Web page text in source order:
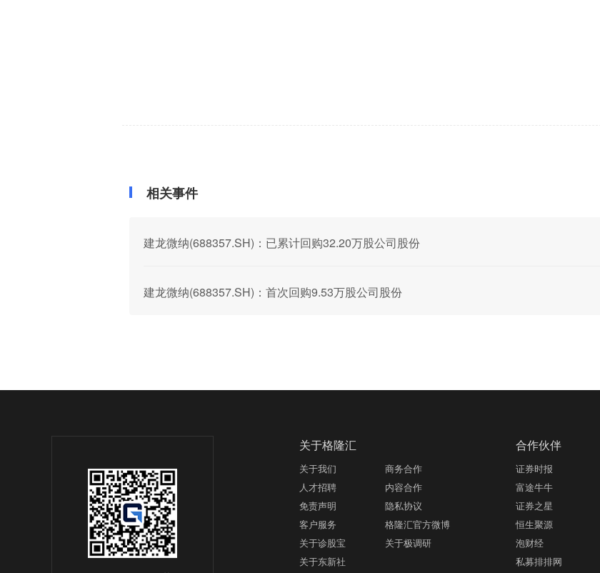
相关事件
建龙微纳(688357.SH)：已累计回购32.20万股公司股份
建龙微纳(688357.SH)：首次回购9.53万股公司股份
关于格隆汇
关于我们
商务合作
人才招聘
内容合作
免责声明
隐私协议
客户服务
格隆汇官方微博
关于诊股宝
关于极调研
关于东新社
合作伙伴
证券时报
富途牛牛
证券之星
恒生聚源
泡财经
私募排排网